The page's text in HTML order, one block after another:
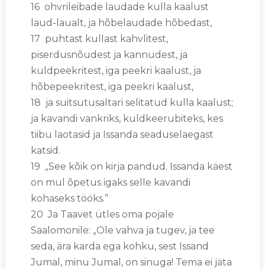
16 ohvrileibade laudade kulla kaalust
laud-laualt, ja hõbelaudade hõbedast,
17 puhtast kullast kahvlitest,
piserdusnõudest ja kannudest, ja
kuldpeekritest, iga peekri kaalust, ja
hõbepeekritest, iga peekri kaalust,
18 ja suitsutusaltari selitatud kulla kaalust;
ja kavandi vankriks, kuldkeerubiteks, kes
tiibu laotasid ja Issanda seaduselaegast
katsid.
19 „See kõik on kirja pandud. Issanda käest
on mul õpetus igaks selle kavandi
kohaseks tööks.”
20 Ja Taavet ütles oma pojale
Saalomonile: „Ole vahva ja tugev, ja tee
seda, ära karda ega kohku, sest Issand
Jumal, minu Jumal, on sinuga! Tema ei jäta